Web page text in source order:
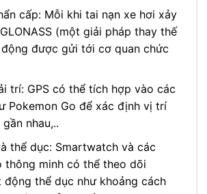
cấp: Mỗi khi tai nạn xe hơi xảy
(một giải pháp thay thế
động được gửi tới cơ quan chức
trí: GPS có thể tích hợp vào các
Pokemon Go để xác định vị trí
nhau,..
thể dục: Smartwatch và các
thông minh có thể theo dõi
động thể dục như khoảng cách